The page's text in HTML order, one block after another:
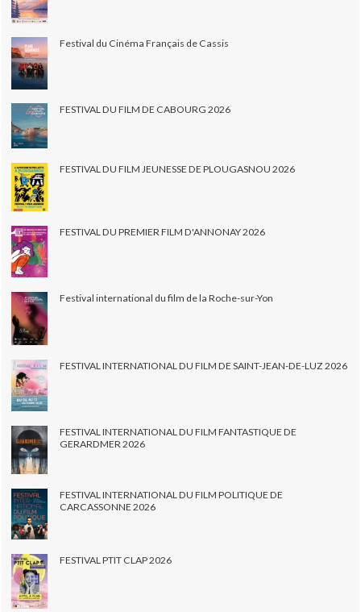
Festival du Cinéma Français de Cassis
FESTIVAL DU FILM DE CABOURG 2026
FESTIVAL DU FILM JEUNESSE DE PLOUGASNOU 2026
FESTIVAL DU PREMIER FILM D'ANNONAY 2026
Festival international du film de la Roche-sur-Yon
FESTIVAL INTERNATIONAL DU FILM DE SAINT-JEAN-DE-LUZ 2026
FESTIVAL INTERNATIONAL DU FILM FANTASTIQUE DE
GERARDMER 2026
FESTIVAL INTERNATIONAL DU FILM POLITIQUE DE
CARCASSONNE 2026
FESTIVAL PTIT CLAP 2026